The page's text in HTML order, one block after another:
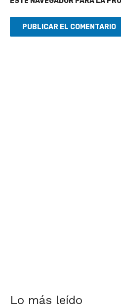
Lo más leído